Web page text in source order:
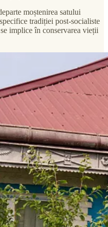
moștenirea satului
tradiției post-socialiste
implice în conservarea vieții